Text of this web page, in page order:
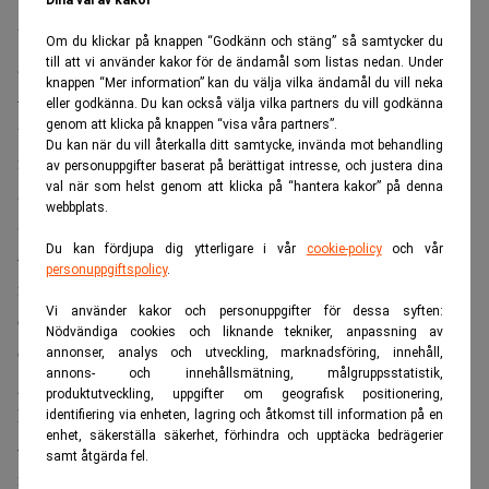
Om du klickar på knappen “Godkänn och stäng” så samtycker du
till att vi använder kakor för de ändamål som listas nedan. Under
knappen “Mer information” kan du välja vilka ändamål du vill neka
eller godkänna. Du kan också välja vilka partners du vill godkänna
genom att klicka på knappen “visa våra partners”.
Du kan när du vill återkalla ditt samtycke, invända mot behandling
av personuppgifter baserat på berättigat intresse, och justera dina
val när som helst genom att klicka på “hantera kakor” på denna
webbplats.
Du kan fördjupa dig ytterligare i vår cookie-policyoch vår
personuppgiftspolicy.
Vi använder kakor och personuppgifter för dessa syften:
Nödvändiga cookies och liknande tekniker, anpassning av
annonser, analys och utveckling, marknadsföring, innehåll,
annons- och innehållsmätning, målgruppsstatistik,
produktutveckling, uppgifter om geografisk positionering,
identifiering via enheten, lagring och åtkomst till information på en
enhet, säkerställa säkerhet, förhindra och upptäcka bedrägerier
samt åtgärda fel.
Vilka typer av abonnemang och prenumerationer hanterar
appen i dag?
– Nu har vi 18 kategorier. Det är allt från gymmedlemskap
till streaming, mobilabonnemang, fösäkringar,
fackföreningar A-kassor, ja, i stort sett allting som innebär
återkommande kostnader.
– Vi har just nu två funktioner: säga upp abonnemang och
förbättra abonnemang. erbjuder vi bara det inom telekom
och el i dag, men där tillkommer försäkringar under året
och eventuellt finanisella produkter som vi testar lite
grand nu. Det kan vara allt från sparkonton till
kreditförmedling. Men det återstår att se.
– Avtalsbevakning är något vi också jobbar mycker med
nu. Det kan handla om att vi informerar om att din